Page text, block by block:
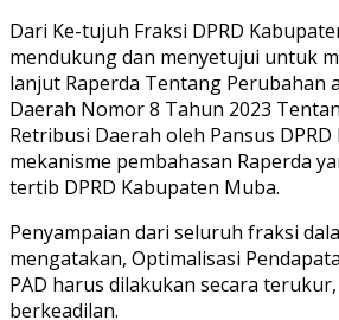
Dari Ke-tujuh Fraksi DPRD
mendukung dan menyetujui untuk
lanjut Raperda Tentang Perubahan
Daerah Nomor 8 Tahun 2023
Retribusi Daerah oleh Pansus
mekanisme pembahasan Raperda
tertib DPRD Kabupaten Muba.
Penyampaian dari seluruh fraksi
mengatakan, Optimalisasi
PAD harus dilakukan secara
berkeadilan.